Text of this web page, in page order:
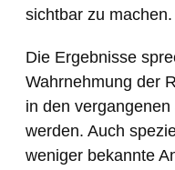
sichtbar zu machen.
Die Ergebnisse
Wahrnehmung der
in den
werden. Auch
weniger bekannte